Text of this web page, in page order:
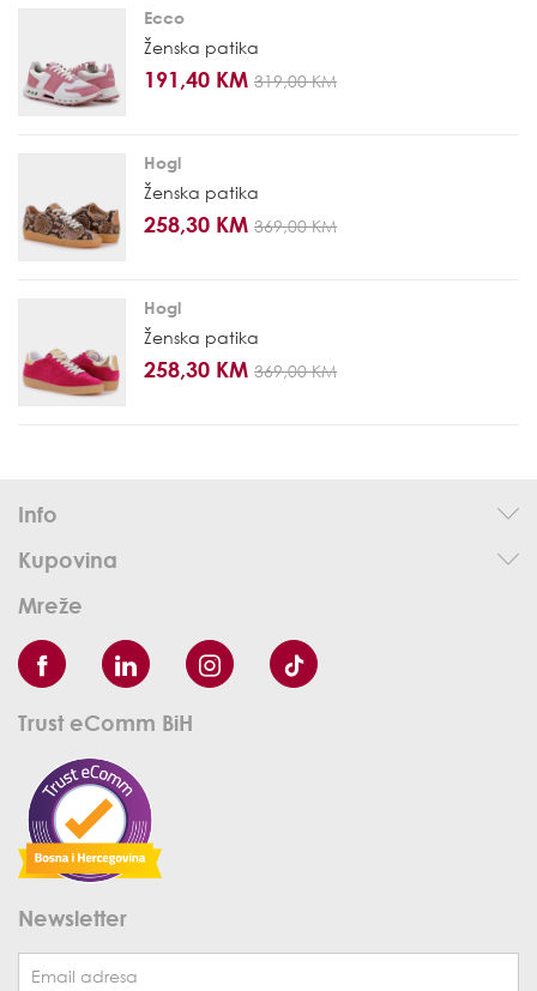
Ecco
Ženska patika
191,40 KM 319,00 KM
Hogl
Ženska patika
258,30 KM 369,00 KM
Hogl
Ženska patika
258,30 KM 369,00 KM
Info
Kupovina
Mreže
Trust eComm BiH
Newsletter